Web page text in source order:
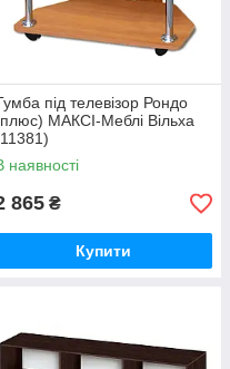
під телевізор Рондо
МАКСІ-Меблі Вільха
наявності
865 ₴
Купити